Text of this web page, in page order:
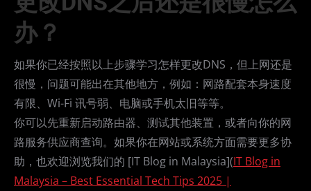
办？
如果你已经按照以上步骤学习怎样更改DNS，但上网还是
很慢，问题可能出在其他地方，例如：网路配套本身速度
有限、Wi-Fi 讯号弱、电脑或手机太旧等等。
你可以先重新启动路由器、测试其他装置，或者向你的网
路服务供应商查询。如果你在网站或系统方面需要更多协
助，也欢迎浏览我们的 [IT Blog in Malaysia](IT Blog in
Malaysia – Best Essential Tech Tips 2025 |